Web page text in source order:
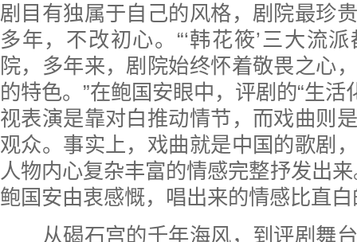
剧目有独属于自己的风格，剧院最珍
多年，不改初心。“‘韩花筱’三大流
院，多年来，剧院始终怀着敬畏之心
的特色。”在鲍国安眼中，评剧的“生活
视表演是靠对白推动情节，而戏曲则
观众。事实上，戏曲就是中国的歌剧
人物内心复杂丰富的情感完整抒发出
鲍国安由衷感慨，唱出来的情感比直
从碣石宫的千年海风，到评剧舞台